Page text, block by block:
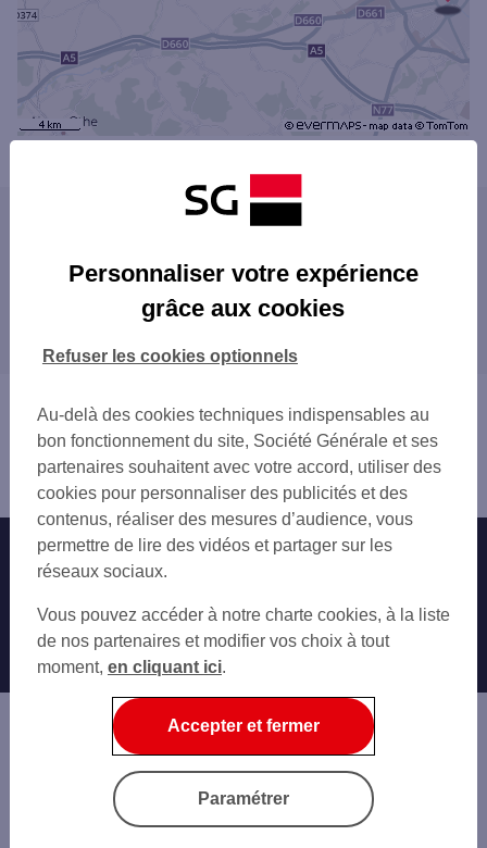
Les agences SG PRO dans les villes du
TROYES
LA CHAPELLE-SAINT-LUC
SAINT-ANDRÉ-LES-VERGERS
Les agences SG PRO dans les départements
21 CÔTE-D'OR
52 HAUTE-MARNE
77 SEINE-ET-MARNE
89 YONNE
Aube
Nos engagements Nous contacter
Autres sites SG
Professionnels
Entreprises
Associations
Banque privée
Economie Publique
Informations légales
Personnaliser votre expérience
grâce aux cookies
Au-delà des cookies techniques indispensables au
bon fonctionnement du site, Société Générale et ses
partenaires souhaitent avec votre accord, utiliser des
cookies pour personnaliser des publicités et des
contenus, réaliser des mesures d’audience, vous
permettre de lire des vidéos et partager sur les
réseaux sociaux.
Vous pouvez accéder à notre charte cookies, à la liste
de nos partenaires et modifier vos choix à tout
moment, en cliquant ici.
Refuser les cookies optionnels
Accepter et fermer
Paramétrer